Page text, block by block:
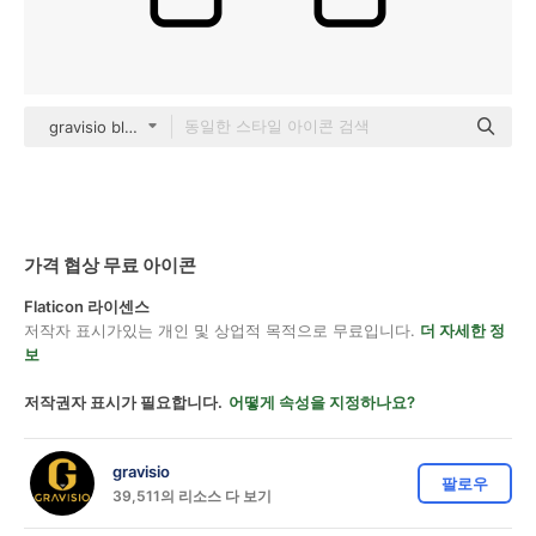
gravisio black outline
가격 협상 무료 아이콘
Flaticon 라이센스
저작자 표시가있는 개인 및 상업적 목적으로 무료입니다. 더 자세한 정
보
저작권자 표시가 필요합니다. 어떻게 속성을 지정하나요?
gravisio
39,511의 리소스 다 보기
팔로우